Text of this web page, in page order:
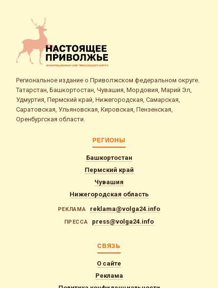
Региональное издание о Приволжском федеральном округе.
Татарстан, Башкортостан, Чувашия, Мордовия, Марий Эл,
Удмуртия, Пермский край, Нижегородская, Самарская,
Саратовская, Ульяновская, Кировская, Пензенская,
Оренбургская области.
РЕГИОНЫ
Башкортостан
Пермский край
Чувашия
Нижегородская область
РЕКЛАМА reklama@volga24.info
ПРЕССА press@volga24.info
СВЯЗЬ
О сайте
Реклама